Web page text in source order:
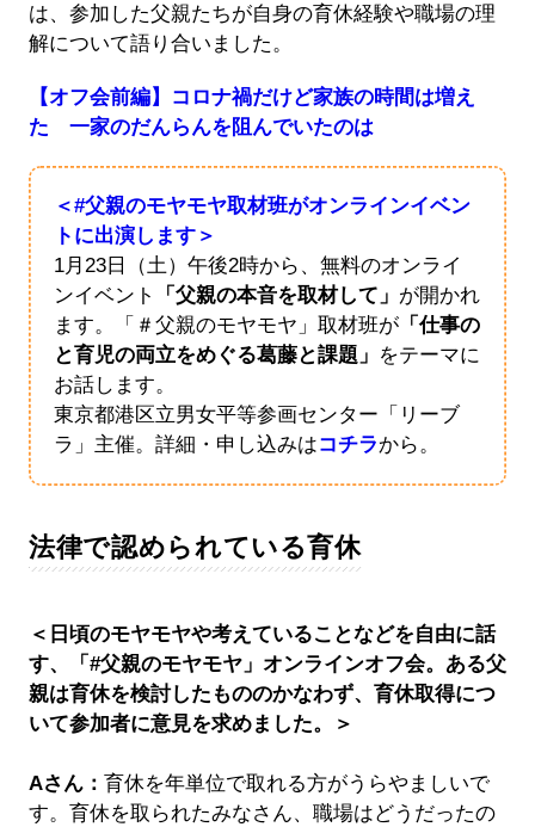
は、参加した父親たちが自身の育休経験や職場の理
解について語り合いました。
【オフ会前編】コロナ禍だけど家族の時間は増え
た 一家のだんらんを阻んでいたのは
＜#父親のモヤモヤ取材班がオンラインイベン
トに出演します＞
1月23日（土）午後2時から、無料のオンライ
ンイベント
「父親の本音を取材して」 が開かれ
ます。「＃父親のモヤモヤ」取材班が 「仕事の
と育児の両立をめぐる葛藤と課題」 をテーマに
お話します。
東京都港区立男女平等参画センター「リーブ
ラ」主催。詳細・申し込みはコチラから。
法律で認められている育休
＜日頃のモヤモヤや考えていることなどを自由に話
す、「#父親のモヤモヤ」オンラインオフ会。ある父
親は育休を検討したもののかなわず、育休取得につ
いて参加者に意見を求めました。＞
Aさん： 育休を年単位で取れる方がうらやましいで
す。育休を取られたみなさん、職場はどうだったの